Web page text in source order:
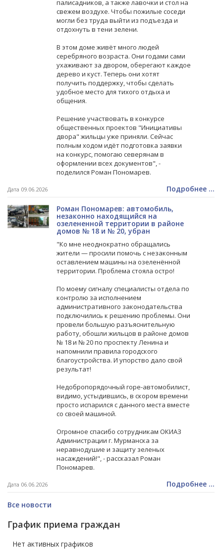
палисадников, а также лавочки и стол на
свежем воздухе. Чтобы пожилые соседи
могли без труда выйти из подъезда и
отдохнуть в тени зелени.
В этом доме живёт много людей
серебряного возраста. Они годами сами
ухаживают за двором, оберегают каждое
дерево и куст. Теперь они хотят
получить поддержку, чтобы сделать
удобное место для тихого отдыха и
общения.
Решение участвовать в конкурсе
общественных проектов "Инициативы
двора" жильцы уже приняли. Сейчас
полным ходом идёт подготовка заявки
на конкурс, помогаю северянам в
оформлении всех документов", -
поделился Роман Пономарев.
Дата 09.06.2026 Подробнее ...
Роман Пономарев: автомобиль,
незаконно находящийся на
озелененной территории в районе
домов № 18 и № 20, убран
"Ко мне неоднократно обращались
жители — просили помочь с незаконным
оставлением машины на озеленённой
территории. Проблема стояла остро!
По моему сигналу специалисты отдела по
контролю за исполнением
административного законодательства
подключились к решению проблемы. Они
провели большую разъяснительную
работу, обошли жильцов в районе домов
№ 18 и № 20 по проспекту Ленина и
напомнили правила городского
благоустройства. И упорство дало свой
результат!
Недобропорядочный горе-автомобилист,
видимо, устыдившись, в скором времени
просто испарился с данного места вместе
со своей машиной.
Огромное спасибо сотрудникам ОКИАЗ
Администрации г. Мурманска за
неравнодушие и защиту зеленых
насаждений!", - рассказал Роман
Пономарев.
Дата 06.06.2026 Подробнее ...
Все новости
График приема граждан
Нет активных графиков